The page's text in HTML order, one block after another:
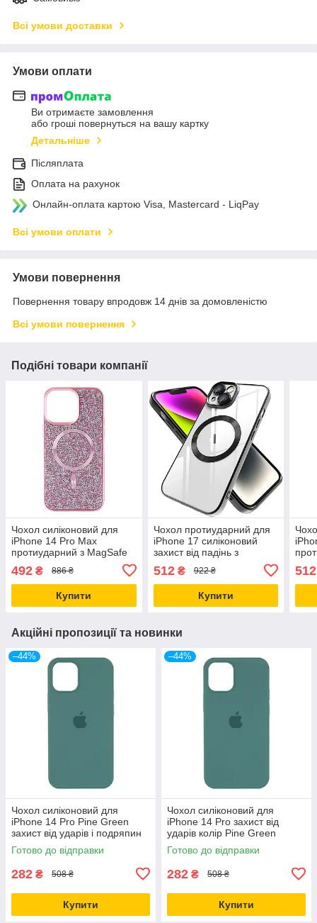
Всі умови доставки
Умови оплати
Ви отримаєте замовлення
або гроші повернуться на вашу картку
Детальніше
Післяплата
Оплата на рахунок
Онлайн-оплата картою Visa, Mastercard - LiqPay
Всі умови оплати
Умови повернення
Повернення товару впродовж 14 днів за домовленістю
Всі умови повернення
Подібні товари компанії
Чохол силіконовий для
iPhone 14 Pro Max
протиударний з MagSafe
рожевий захист від ударів і
падінь
492 ₴ 886 ₴
Купити
Чохол протиударний для
iPhone 17 силіконовий
захист від падінь з
512₴ 922 ₴
Купити
512
Акційні пропозиції та новинки
–44%
Чохол силіконовий для
iPhone 14 Pro Pine Green
захист від ударів і подряпин
повнорозмірний
Готово до відправки
282 ₴ 508 ₴
Купити
–44%
Чохол силіконовий для
iPhone 14 Pro захист від
ударів колір Pine Green
Готово до відправки
282 ₴ 508 ₴
Купити